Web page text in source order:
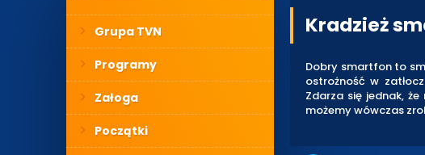
Grupa TVN
Programy
Załoga
Początki
Kradzież
Dobry smartfon to
ostrożność w
Zdarza się jednak,
możemy wówczas